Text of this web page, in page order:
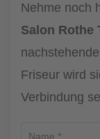
Nehme noch
Salon Rothe
Friseur wird
Verbindung